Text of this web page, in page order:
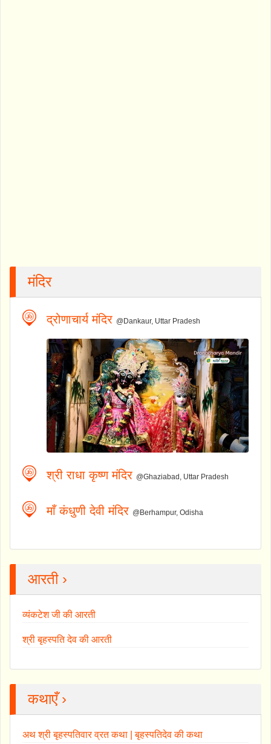
मंदिर
द्रोणाचार्य मंदिर @Dankaur, Uttar Pradesh
श्री राधा कृष्ण मंदिर @Ghaziabad, Uttar Pradesh
माँ कंधुणी देवी मंदिर @Berhampur, Odisha
आरती ›
व्यंकटेश जी की आरती
श्री बृहस्पति देव की आरती
कथाएँ ›
अथ श्री बृहस्पतिवार व्रत कथा | बृहस्पतिदेव की कथा